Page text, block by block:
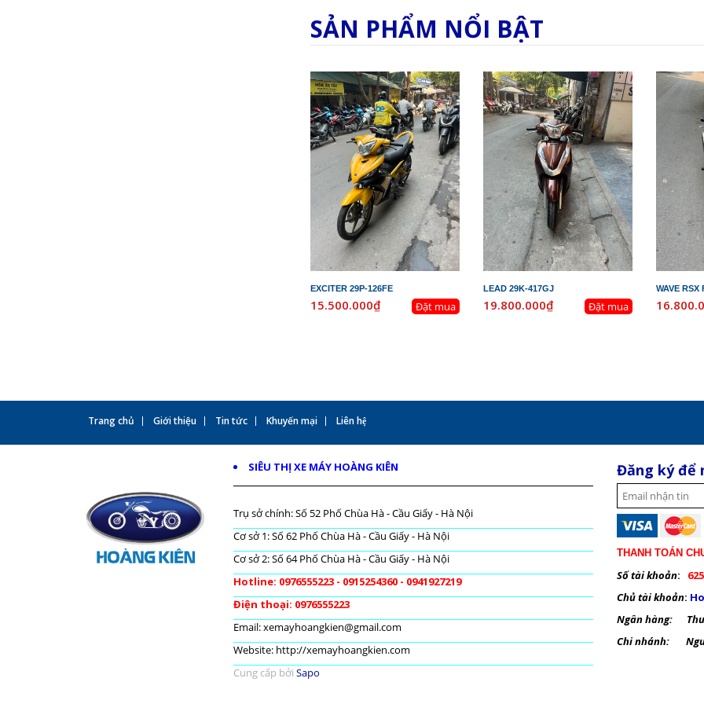
SẢN PHẨM NỔI BẬT
EXCITER 29P-126FE
15.500.000₫ Đặt mua
LEAD 29K-417GJ
19.800.000₫ Đặt mua
WAVE RSX
Trang chủ Giới thiệu Tin tức Khuyến mại Liên hệ
SIÊU THỊ XE MÁY HOÀNG KIÊN
Trụ sở chính: Số 52 Phố Chùa Hà - Cầu Giấy - Hà Nội
Cơ sở 1: Số 62 Phố Chùa Hà - Cầu Giấy - Hà Nội
Cơ sở 2: Số 64 Phố Chùa Hà - Cầu Giấy - Hà Nội
Hotline: 0976555223 - 0915254360 - 0941927219
Điện thoại: 0976555223
Email: xemayhoangkien@gmail.com
Website: http://xemayhoangkien.com
Cung cấp bởi Sapo
Đăng ký để
THANH TOÁN
Số tài khoản:
Chủ tài khoản:
Ngân hàng:
Chi nhánh: